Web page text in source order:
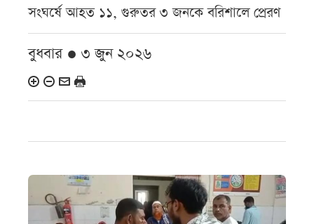
সংঘর্ষে আহত ১১, গুরুতর ৩ জনকে বরিশালে প্রেরণ
বুধবার ● ৩ জুন ২০২৬